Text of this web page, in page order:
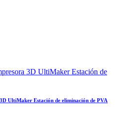
UltiMaker Estación de eliminación de PVA